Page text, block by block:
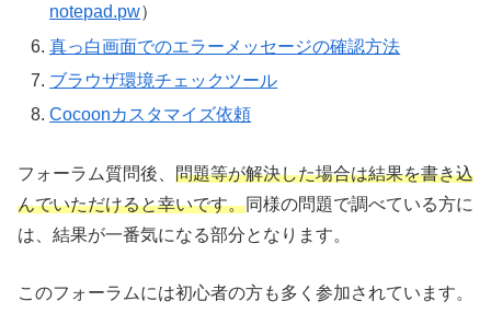
notepad.pw）
真っ白画面でのエラーメッセージの確認方法
ブラウザ環境チェックツール
Cocoonカスタマイズ依頼
フォーラム質問後、 問題等が解決した場合は結果を書き込
んでいただけると幸いです。同様の問題で調べている方に
は、結果が一番気になる部分となります。
このフォーラムには初心者の方も多く参加されています。